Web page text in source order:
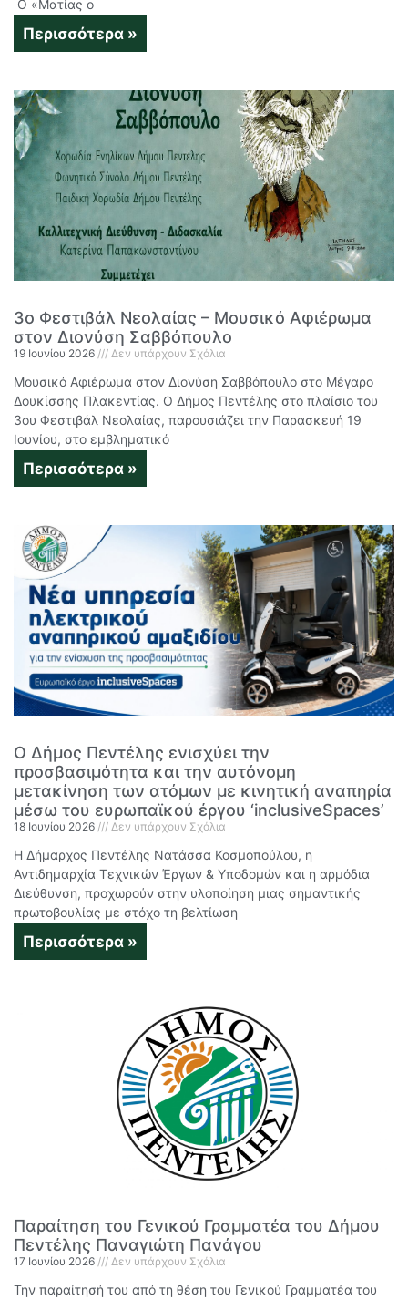
Ο «Ματίας ο
Περισσότερα »
3ο Φεστιβάλ Νεολαίας – Μουσικό Αφιέρωμα
στον Διονύση Σαββόπουλο
19 Ιουνίου 2026 Δεν υπάρχουν Σχόλια
Μουσικό Αφιέρωμα στον Διονύση Σαββόπουλο στο Μέγαρο
Δουκίσσης Πλακεντίας. Ο Δήμος Πεντέλης στο πλαίσιο του
3ου Φεστιβάλ Νεολαίας, παρουσιάζει την Παρασκευή 19
Ιουνίου, στο εμβληματικό
Περισσότερα »
Ο Δήμος Πεντέλης ενισχύει την
προσβασιμότητα και την αυτόνομη
μετακίνηση των ατόμων με κινητική αναπηρία
μέσω του ευρωπαϊκού έργου ‘inclusiveSpaces’
18 Ιουνίου 2026 Δεν υπάρχουν Σχόλια
Η Δήμαρχος Πεντέλης Νατάσσα Κοσμοπούλου, η
Αντιδημαρχία Τεχνικών Έργων & Υποδομών και η αρμόδια
Διεύθυνση, προχωρούν στην υλοποίηση μιας σημαντικής
πρωτοβουλίας με στόχο τη βελτίωση
Περισσότερα »
Παραίτηση του Γενικού Γραμματέα του Δήμου
Πεντέλης Παναγιώτη Πανάγου
17 Ιουνίου 2026 Δεν υπάρχουν Σχόλια
Την παραίτησή του από τη θέση του Γενικού Γραμματέα του